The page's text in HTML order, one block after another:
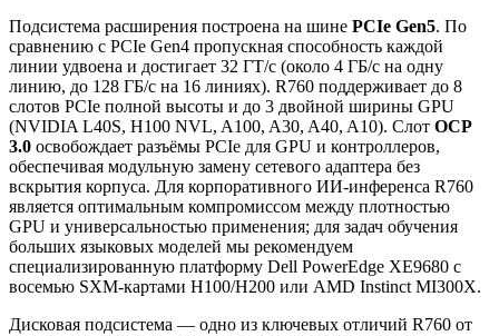
Подсистема расширения построена на шине PCIe Gen5. По
сравнению с PCIe Gen4 пропускная способность каждой
линии удвоена и достигает 32 ГТ/с (около 4 ГБ/с на одну
линию, до 128 ГБ/с на 16 линиях). R760 поддерживает до 8
слотов PCIe полной высоты и до 3 двойной ширины GPU
(NVIDIA L40S, H100 NVL, A100, A30, A40, A10). Слот OCP
3.0 освобождает разъёмы PCIe для GPU и контроллеров,
обеспечивая модульную замену сетевого адаптера без
вскрытия корпуса. Для корпоративного ИИ-инференса R760
является оптимальным компромиссом между плотностью
GPU и универсальностью применения; для задач обучения
больших языковых моделей мы рекомендуем
специализированную платформу Dell PowerEdge XE9680 с
восемью SXM-картами H100/H200 или AMD Instinct MI300X.
Дисковая подсистема — одно из ключевых отличий R760 от